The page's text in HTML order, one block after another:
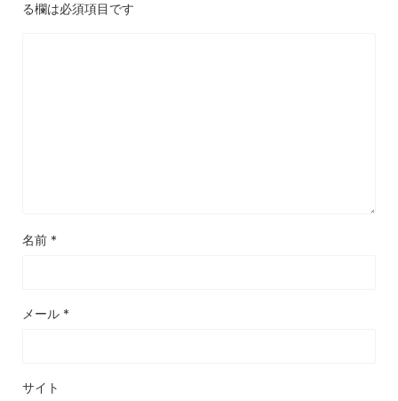
る欄は必須項目です
名前 *
メール *
サイト